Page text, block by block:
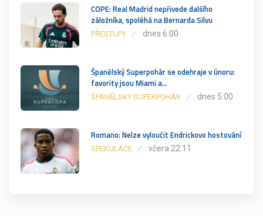
COPE: Real Madrid nepřivede dalšího
záložníka, spoléhá na Bernarda Silvu
PŘESTUPY dnes 6:00
Španělský Superpohár se odehraje v únoru:
favority jsou Miami a…
ŠPANĚLSKÝ SUPERPOHÁR dnes 5:00
Romano: Nelze vyloučit Endrickovo hostování
SPEKULACE včera 22:11